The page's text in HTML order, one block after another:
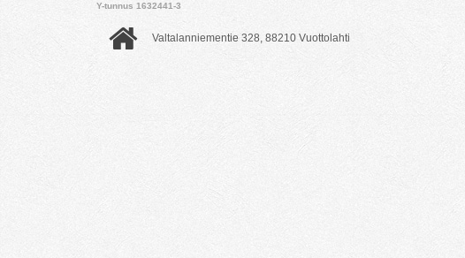
Y-tunnus 1632441-3
Valtalanniementie 328, 88210 Vuottolahti